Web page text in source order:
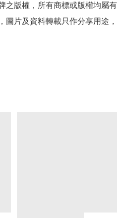
之版權，所有商標或版權均屬有
圖片及資料轉載只作分享用途，